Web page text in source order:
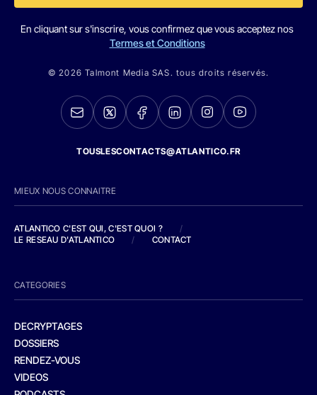
En cliquant sur s'inscrire, vous confirmez que vous acceptez nos
Termes et Conditions
© 2026 Talmont Media SAS. tous droits réservés.
TOUSLESCONTACTS@ATLANTICO.FR
MIEUX NOUS CONNAITRE
ATLANTICO C'EST QUI, C'EST QUOI ?
/
LE RESEAU D'ATLANTICO
/ CONTACT
CATEGORIES
DECRYPTAGES
DOSSIERS
RENDEZ-VOUS
VIDEOS